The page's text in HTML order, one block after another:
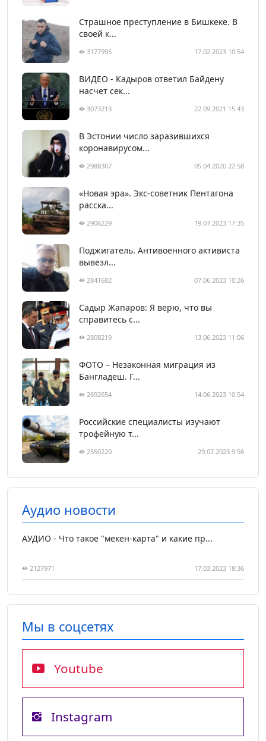
Страшное преступление в Бишкеке. В
своей к...
3177995 17.02.2023 10:54
ВИДЕО - Кадыров ответил Байдену
насчет сек...
3073213 22.09.2021 15:43
В Эстонии число заразившихся
коронавирусом...
2988307 05.04.2020 22:58
«Новая эра». Экс-советник Пентагона
расска...
2906229 19.07.2023 17:35
Поджигатель. Антивоенного активиста
вывезл...
2841682 07.06.2023 10:26
Садыр Жапаров: Я верю, что вы
справитесь с...
2808219 13.06.2023 11:06
ФОТО – Незаконная миграция из
Бангладеш. Г...
2692654 14.06.2023 10:54
Российские специалисты изучают
трофейную т...
2550220 29.07.2023 9:56
Аудио новости
АУДИО - Что такое "мекен-карта" и какие пр...
2127971 17.03.2023 18:36
Мы в соцсетях
Youtube
Instagram